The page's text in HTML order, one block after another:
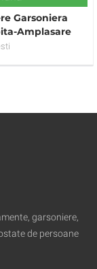
Garsoniera
Amplasare
Iulia
garsoniere,
de persoane